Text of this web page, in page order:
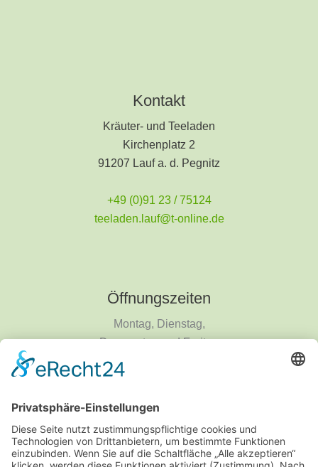
Kontakt
Kräuter- und Teeladen
Kirchenplatz 2
91207 Lauf a. d. Pegnitz
+49 (0)91 23 / 75124
teeladen.lauf@t-online.de
Öffnungszeiten
Montag, Dienstag,
Donnerstag und Freitag
9 - 14 Uhr